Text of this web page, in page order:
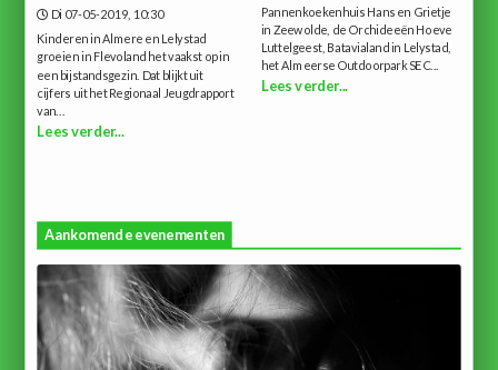
Di 07-05-2019, 10:30
Kinderen in Almere en Lelystad
groeien in Flevoland het vaakst op in
een bijstandsgezin. Dat blijkt uit
cijfers uit het Regionaal Jeugdrapport
van...
Lees verder...
Pannenkoekenhuis Hans en Grietje
in Zeewolde, de Orchideeën Hoeve
Luttelgeest, Batavialand in Lelystad,
het Almeerse Outdoorpark SEC...
Lees verder...
Aankomende evenementen